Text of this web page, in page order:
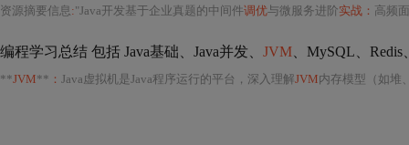
资源摘要信息:"Java开发基于企业真题的中间件调优与微服务进阶实战： 高频
编程学习总结 包括 Java基础、Java并发、 JVM 、MySQL、
**JVM** ： Java虚拟机是Java程序运行的平台，深入理解JVM内存模型（如堆